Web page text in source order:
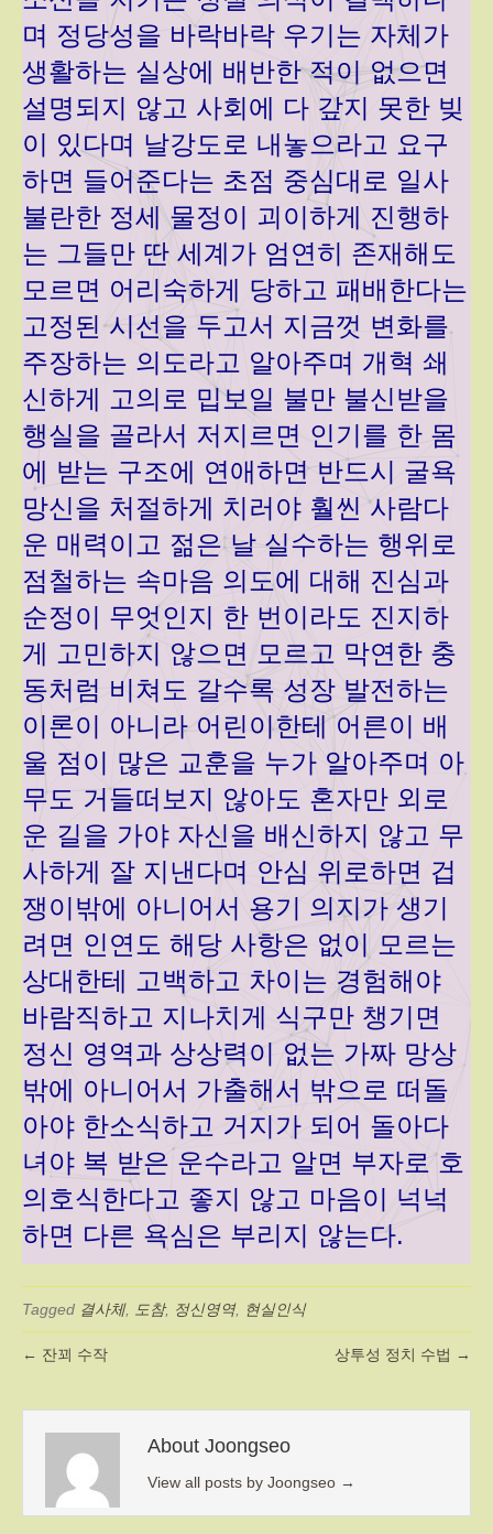
며 정당성을 바락바락 우기는 자체가
생활하는 실상에 배반한 적이 없으면
설명되지 않고 사회에 다 갚지 못한 빚
이 있다며 날강도로 내놓으라고 요구
하면 들어준다는 초점 중심대로 일사
불란한 정세 물정이 괴이하게 진행하
는 그들만 딴 세계가 엄연히 존재해도
모르면 어리숙하게 당하고 패배한다는
고정된 시선을 두고서 지금껏 변화를
주장하는 의도라고 알아주며 개혁 쇄
신하게 고의로 밉보일 불만 불신받을
행실을 골라서 저지르면 인기를 한 몸
에 받는 구조에 연애하면 반드시 굴욕
망신을 처절하게 치러야 훨씬 사람다
운 매력이고 젊은 날 실수하는 행위로
점철하는 속마음 의도에 대해 진심과
순정이 무엇인지 한 번이라도 진지하
게 고민하지 않으면 모르고 막연한 충
동처럼 비쳐도 갈수록 성장 발전하는
이론이 아니라 어린이한테 어른이 배
울 점이 많은 교훈을 누가 알아주며 아
무도 거들떠보지 않아도 혼자만 외로
운 길을 가야 자신을 배신하지 않고 무
사하게 잘 지낸다며 안심 위로하면 겁
쟁이밖에 아니어서 용기 의지가 생기
려면 인연도 해당 사항은 없이 모르는
상대한테 고백하고 차이는 경험해야
바람직하고 지나치게 식구만 챙기면
정신 영역과 상상력이 없는 가짜 망상
밖에 아니어서 가출해서 밖으로 떠돌
아야 한소식하고 거지가 되어 돌아다
녀야 복 받은 운수라고 알면 부자로 호
의호식한다고 좋지 않고 마음이 넉넉
하면 다른 욕심은 부리지 않는다.
Tagged 결사체, 도참, 정신영역, 현실인식
← 잔꾀 수작 상투성 정치 수법 →
About Joongseo
View all posts by Joongseo →